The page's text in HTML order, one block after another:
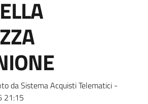
da Sistema Acquisti Telematici -
21:15